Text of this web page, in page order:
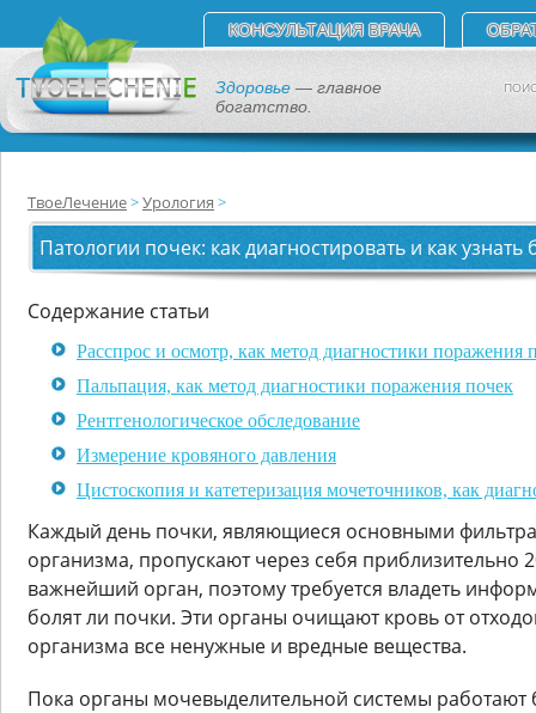
КОНСУЛЬТАЦИЯ ВРАЧА
Здоровье — главное
богатство.
ТвоеЛечение Урология
Патологии почек: как диагностировать и как узнать
Содержание статьи
Расспрос и осмотр, как метод диагностики поражения
Пальпация, как метод диагностики поражения почек
Рентгенологическое обследование
Измерение кровяного давления
Цистоскопия и катетеризация мочеточников, как
Каждый день почки, являющиеся основными
организма, пропускают через себя приблизительно
важнейший орган, поэтому требуется владеть
болят ли почки. Эти органы очищают кровь от
организма все ненужные и вредные вещества.
Пока органы мочевыделительной системы работают